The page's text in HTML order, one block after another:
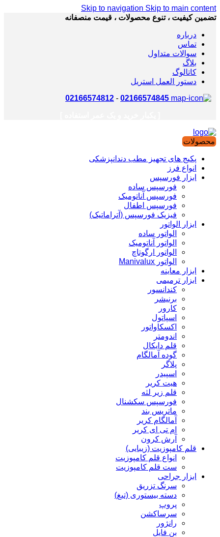
Skip to navigation Skip to main content
تضمین کیفیت ، تنوع محصولات ، قیمت منصفانه
درباره
تماس
سوالات متداول
بلاگ
کاتالوگ
دستور العمل استریل
02166574845
-
02166574812
محصولات
پکیج های تجهیز مطب دندانپزشکی
انواع فرز
ابزار فورسپس
فورسپس ساده
فورسپس آناتومیک
فورسپس اطفال
فیزیک فورسپس (آتراماتیک)
ابزار الواتور
الواتور ساده
الواتور آناتومیک
الواتور ارگوتاچ
الواتور Manivalux
ابزار معاینه
ابزار ترمیمی
کندانسور
برنیشر
کارور
اسپاتول
اکسکاواتور
اندومتر
قلم دایکال
گوده آمالگام
پلاگر
اسپیدر
هیت کریر
قلم زیر لثه
فورسپس سکشنال
ماتریس بند
آمالگام کریر
ام تی ای کریر
آرش کرون
قلم کامپوزیت (زیبایی)
انواع قلم کامپوزیت
ست قلم کامپوزیت
ابزار جراحی
سرنگ تزریق
دسته بیستوری (تیغ)
پروپ
سرساکشن
رانژور
بن فایل